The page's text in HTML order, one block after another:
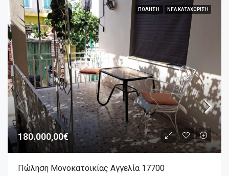
ΠΏΛΗΣΗ ΝΈΑ ΚΑΤΑΧΏΡΙΣΗ
180.000,00€
Πώληση Μονοκατοικίας Αγγελία 17700